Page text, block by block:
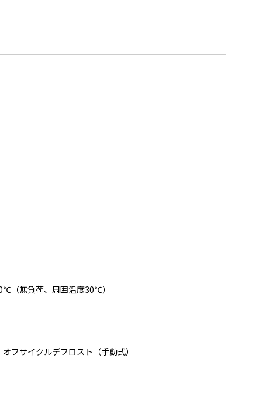
（無負荷、周囲温度30℃）
フサイクルデフロスト（手動式）